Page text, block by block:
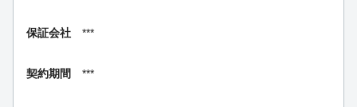
保証会社 ***
契約期間 ***